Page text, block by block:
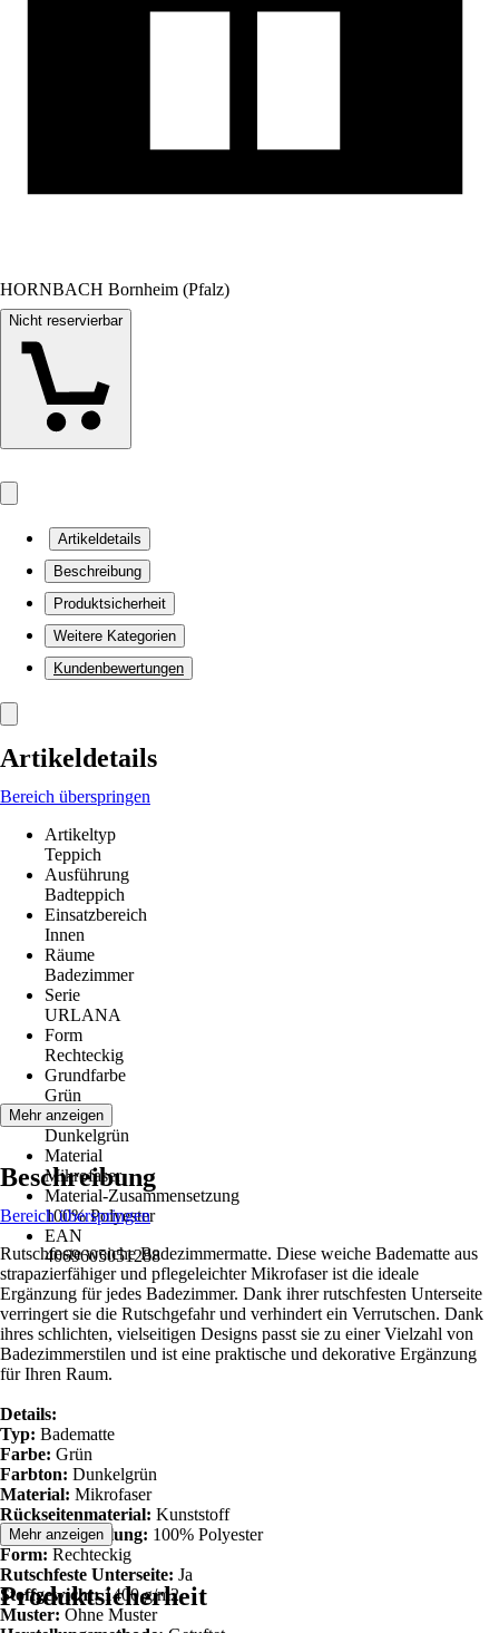
HORNBACH Bornheim (Pfalz)
Nicht reservierbar
Artikeldetails
Beschreibung
Produktsicherheit
Weitere Kategorien
Kundenbewertungen
Artikeldetails
Bereich überspringen
Artikeltyp
Teppich
Ausführung
Badteppich
Einsatzbereich
Innen
Räume
Badezimmer
Serie
URLANA
Form
Rechteckig
Grundfarbe
Grün
Farbton
Dunkelgrün
Material
Mikrofaser
Material-Zusammensetzung
100% Polyester
EAN
4069605051288
Mehr anzeigen
Beschreibung
Bereich überspringen
Rutschfeste weiche Badezimmermatte. Diese weiche Badematte aus
strapazierfähiger und pflegeleichter Mikrofaser ist die ideale
Ergänzung für jedes Badezimmer. Dank ihrer rutschfesten Unterseite
verringert sie die Rutschgefahr und verhindert ein Verrutschen. Dank
ihres schlichten, vielseitigen Designs passt sie zu einer Vielzahl von
Badezimmerstilen und ist eine praktische und dekorative Ergänzung
für Ihren Raum.
Details:
Typ: Badematte
Farbe: Grün
Farbton: Dunkelgrün
Material: Mikrofaser
Rückseitenmaterial: Kunststoff
Zusammenstellung: 100% Polyester
Form: Rechteckig
Rutschfeste Unterseite: Ja
Stoffgewicht:1400 g/m2
Muster: Ohne Muster
Mehr anzeigen
Produktsicherheit